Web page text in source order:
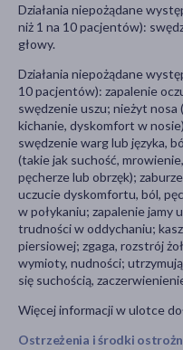
Działania niepożądane
niż 1 na 10 pacjentów):
głowy.
Działania niepożądane
10 pacjentów): zapalenie
swędzenie uszu; nieżyt nosa
kichanie, dyskomfort w
swędzenie warg lub języka,
(takie jak suchość,
pęcherze lub obrzęk);
uczucie dyskomfortu, ból,
w połykaniu; zapalenie jamy
trudności w oddychaniu;
piersiowej; zgaga, rozstrój
wymioty, nudności;
się suchością,
Więcej informacji w ulotce
Ostrzeżenia i środki